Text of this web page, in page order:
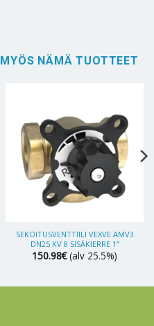
NÄMÄ TUOTTEET
SEKOITUSVENTTIILI VEXVE AMV3
DN25 KV 8 SISÄKIERRE 1”
150.98€ (alv 25.5%)